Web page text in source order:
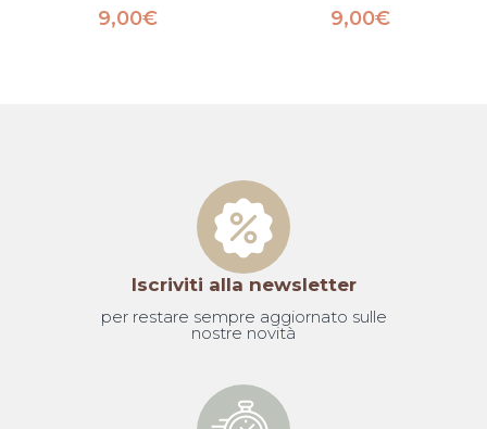
9,00€ 9,00€
Iscriviti alla newsletter
per restare sempre aggiornato sulle
nostre novità